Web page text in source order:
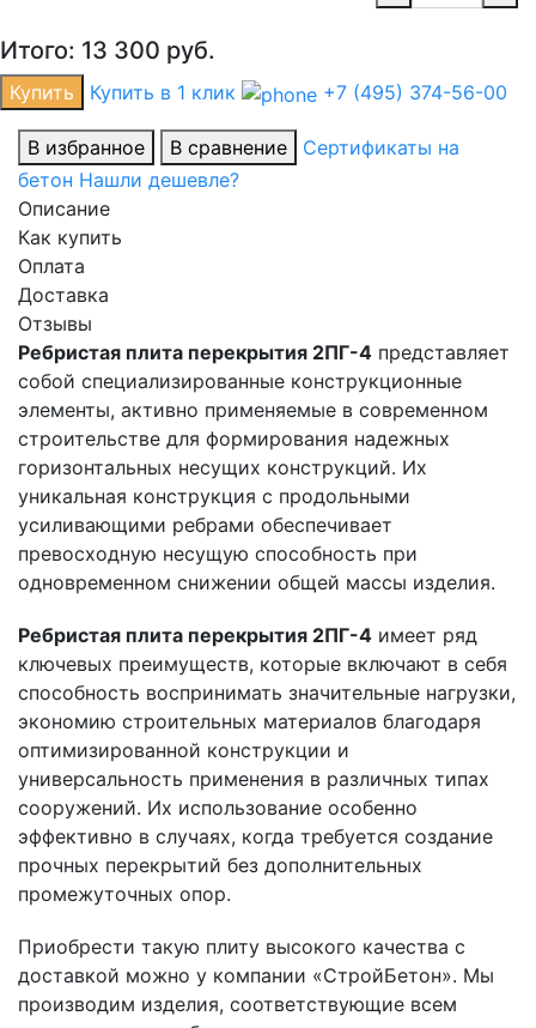
Итого: 13 300 руб.
Купить Купить в 1 клик +7 (495) 374-56-00
В избранное В сравнение
Сертификаты на
бетон Нашли дешевле?
Описание
Как купить
Оплата
Доставка
Отзывы
Ребристая плита перекрытия 2ПГ-4 представляет
собой специализированные конструкционные
элементы, активно применяемые в современном
строительстве для формирования надежных
горизонтальных несущих конструкций. Их
уникальная конструкция с продольными
усиливающими ребрами обеспечивает
превосходную несущую способность при
одновременном снижении общей массы изделия.
Ребристая плита перекрытия 2ПГ-4 имеет ряд
ключевых преимуществ, которые включают в себя
способность воспринимать значительные нагрузки,
экономию строительных материалов благодаря
оптимизированной конструкции и
универсальность применения в различных типах
сооружений. Их использование особенно
эффективно в случаях, когда требуется создание
прочных перекрытий без дополнительных
промежуточных опор.
Приобрести такую плиту высокого качества с
доставкой можно у компании «СтройБетон». Мы
производим изделия, соответствующие всем